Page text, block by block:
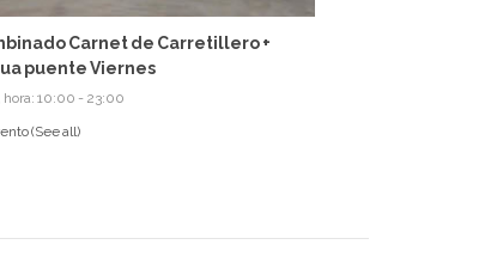
Carnet de Carretillero +
puente Viernes
hora: 10:00 - 23:00
(See all)